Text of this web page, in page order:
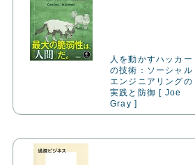
人を動かすハッカー
の技術：ソーシャル
エンジニアリングの
実践と防御 [ Joe
Gray ]